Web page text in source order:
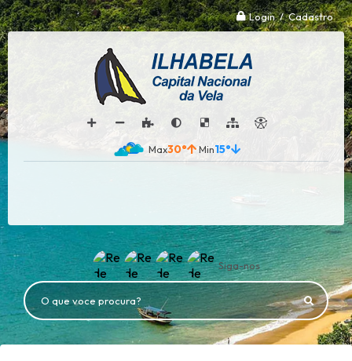
Login / Cadastro
30° 15°
Siga-nos
O que voce procura?